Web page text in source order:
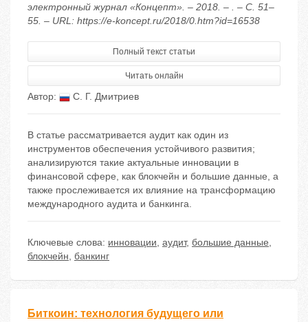
электронный журнал «Концепт». – 2018. – . – С. 51–
55. – URL: https://e-koncept.ru/2018/0.htm?id=16538
Полный текст статьи
Читать онлайн
Автор: С. Г. Дмитриев
В статье рассматривается аудит как один из
инструментов обеспечения устойчивого развития;
анализируются такие актуальные инновации в
финансовой сфере, как блокчейн и большие данные, а
также прослеживается их влияние на трансформацию
международного аудита и банкинга.
Ключевые слова: инновации, аудит, большие данные,
блокчейн, банкинг
Биткоин: технология будущего или